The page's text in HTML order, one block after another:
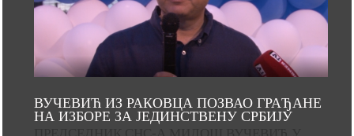
ВУЧЕВИЋ ИЗ РАКОВЦА ПОЗВАО ГРАЂАНЕ
НА ИЗБОРЕ ЗА ЈЕДИНСТВЕНУ СРБИЈУ